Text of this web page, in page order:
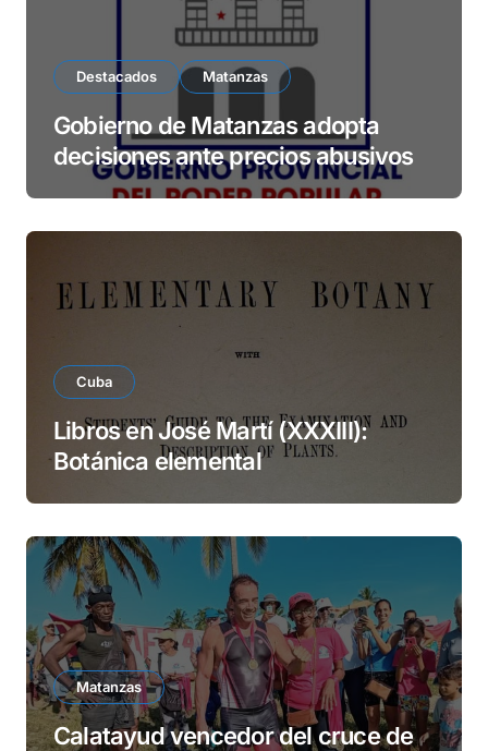
Destacados Matanzas
Gobierno de Matanzas adopta
decisiones ante precios abusivos
Cuba
Libros en José Martí (XXXIII):
Botánica elemental
Matanzas
Calatayud vencedor del cruce de